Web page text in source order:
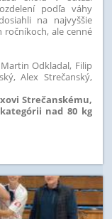
podľa váhy
na najvyššie
ale cenné
Odkladal, Filip
Alex Strečanský,
Strečanskému,
nad 80 kg